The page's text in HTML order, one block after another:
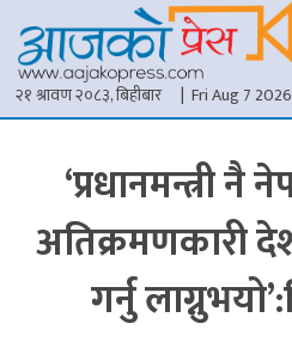
२१ श्रावण २०८३, बिहीबार | Fri Aug 7 2026
‘प्रधानमन्त्री नै
अतिक्रमणकारी
गर्नु